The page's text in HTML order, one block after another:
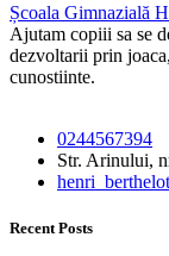
Școala Gimnazială
Ajutam copiii sa se
dezvoltarii prin
cunostiinte.
0244567394
Str. Arinului,
Recent Posts